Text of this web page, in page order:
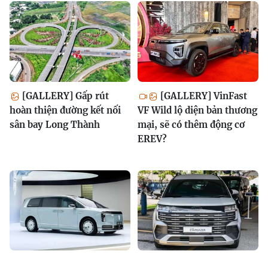
[GALLERY] Gấp rút
hoàn thiện đường kết nối
sân bay Long Thành
[GALLERY] VinFast
VF Wild lộ diện bản thương
mại, sẽ có thêm động cơ
EREV?